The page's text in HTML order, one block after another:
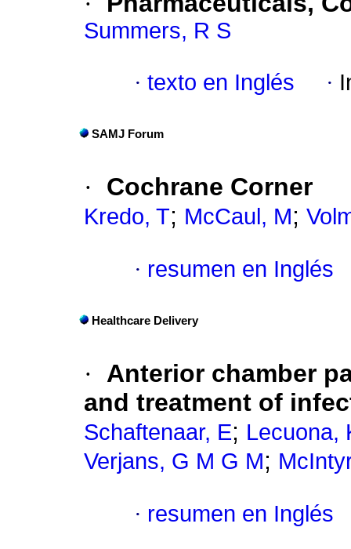
Summers, R S
· texto en Inglés ·
SAMJ Forum
· Cochrane Corner
Kredo, T; McCaul, M;
· resumen en Inglés
Healthcare Delivery
·
Anterior chamber
and treatment of
Schaftenaar, E; Lecuona,
Verjans, G M G M;
· resumen en Inglés